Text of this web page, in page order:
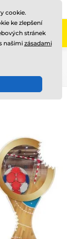
cookie.
ke zlepšení
stránek
našimi zásadami